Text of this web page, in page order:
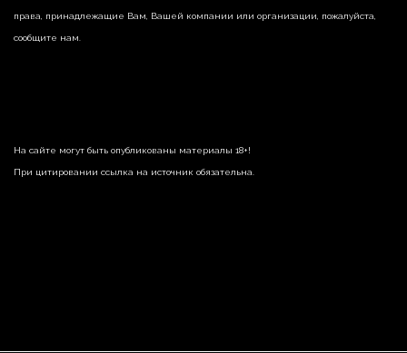
права, принадлежащие Вам, Вашей компании или организации, пожалуйста,
сообщите нам.
На сайте могут быть опубликованы материалы 18+!
При цитировании ссылка на источник обязательна.